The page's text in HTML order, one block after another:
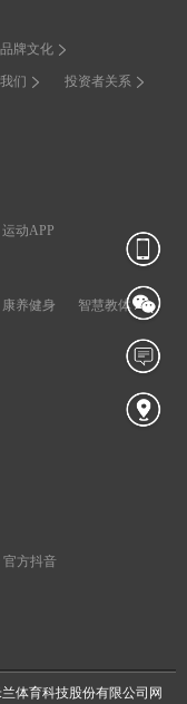
品牌文化
们 投资者关系
运动APP
康养健身 智慧教体
官方抖音
兰体育科技股份有限公司网